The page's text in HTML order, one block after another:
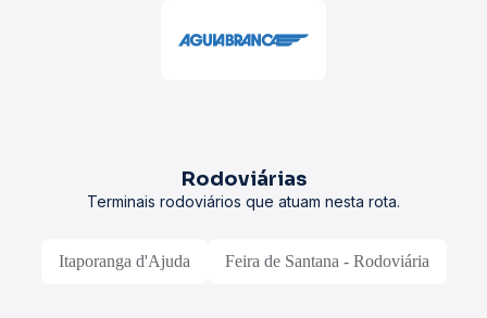
Rodoviárias
Terminais rodoviários que atuam nesta rota.
Itaporanga d'Ajuda Feira de Santana - Rodoviária